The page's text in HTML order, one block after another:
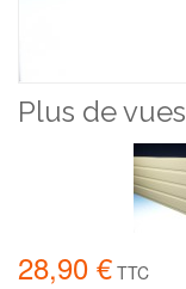
Plus de vues
28,90 € TTC